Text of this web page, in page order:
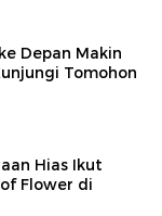
Depan Makin
Tomohon
Hias Ikut
Flower di